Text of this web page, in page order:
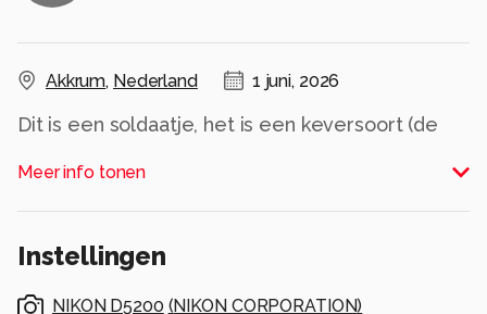
Akkrum, Nederland 1 juni, 2026
Dit is een soldaatje, het is een keversoort (de
in de tuin nuttig is bij het bestrijden van
bladluizen.
Alle rechten voorbehouden
Meer info tonen
Instellingen
NIKON D5200 (NIKON CORPORATION)